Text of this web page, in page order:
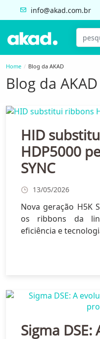
info@akad.com.br
Home Blog da AKAD
Blog da AKAD
HID
HDP5000
SYNC
13/05/2026
Nova geração H5K
os ribbons da
eficiência e
Sigma